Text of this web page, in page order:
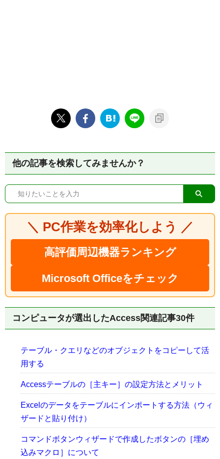
他の記事を検索してみませんか？
＼ PC作業を効率化しよう ／
高評価周辺機器ランキング
Microsoft Officeをチェック
コンピュータが選出したAccess関連記事30件
テーブル・クエリなどのオブジェクトをコピーして活
用する
Accessテーブルの［主キー］の設定方法とメリット
Excelのデータをテーブルにインポートする方法（ウィ
ザードと貼り付け）
コマンドボタンウィザードで作成したボタンの［埋め
込みマクロ］について